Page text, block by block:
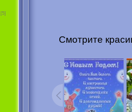
[5]
Смотрите